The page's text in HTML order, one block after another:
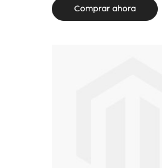
Comprar ahora